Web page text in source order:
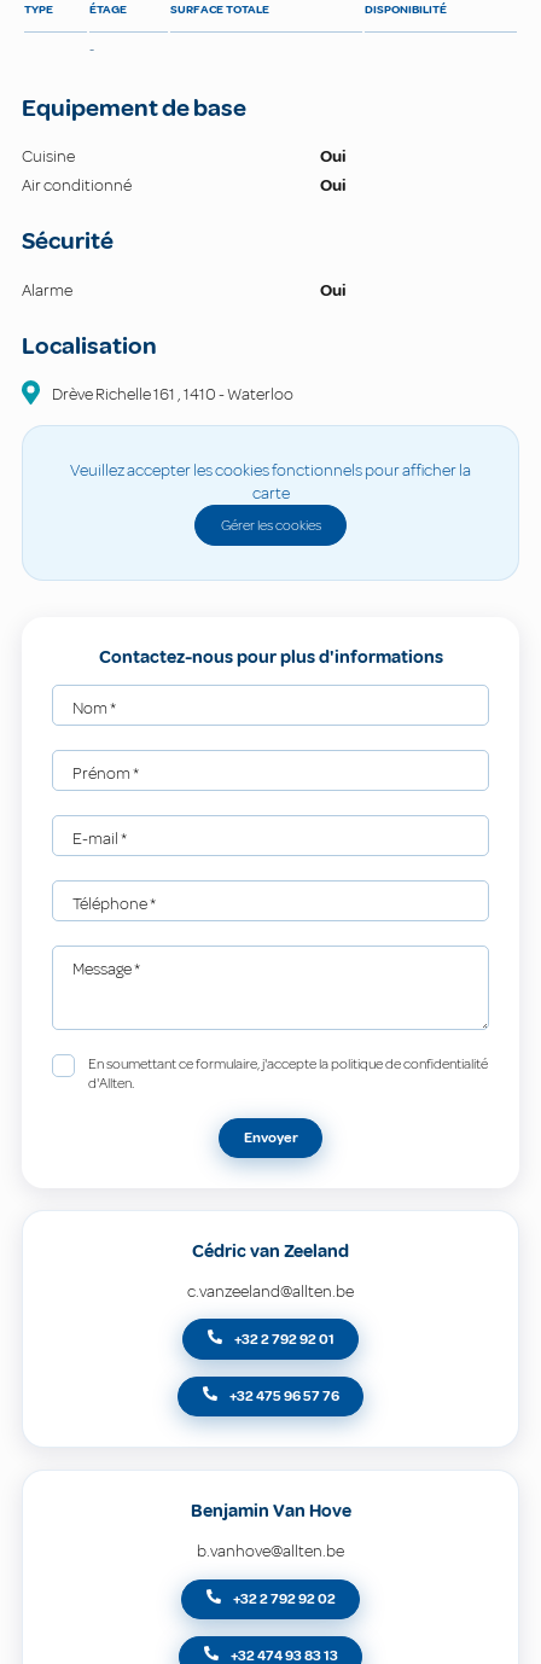
TYPE ÉTAGE SURFACE TOTALE DISPONIBILITÉ
-
Equipement de base
Cuisine
Oui
Air conditionné
Oui
Sécurité
Alarme Oui
Localisation
Drève Richelle161 ,1410-Waterloo
Veuillez accepter les cookies fonctionnels pour afficher la
carte
Gérer les cookies
Contactez-nous pour plus d'informations
Nom*
Prénom*
E-mail*
Téléphone*
Message*
En soumettant ce formulaire, j'accepte la politique de confidentialité
d'Allten.
Envoyer
Cédric van Zeeland
c.vanzeeland@allten.be
+32 2 792 92 01
+32 475 96 57 76
Benjamin Van Hove
b.vanhove@allten.be
+32 2 792 92 02
+32 474 93 83 13